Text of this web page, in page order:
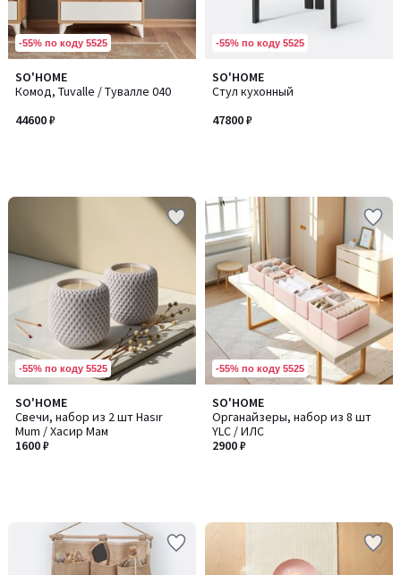
-55% по коду 5525
SO'HOME
Комод, Tuvalle / Тувалле 040
44600 ₽
-55% по коду 5525
SO'HOME
Стул кухонный
47800 ₽
-55% по коду 5525
SO'HOME
Свечи, набор из 2 шт Hasır
Mum / Хасир Мам
1600 ₽
-55% по коду 5525
SO'HOME
Органайзеры, набор из 8 шт
YLC / ИЛC
2900 ₽